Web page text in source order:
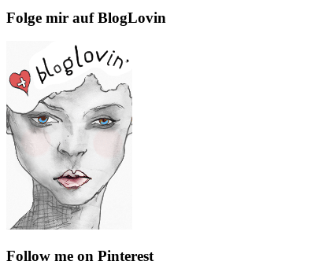
Folge mir auf BlogLovin
Follow me on Pinterest